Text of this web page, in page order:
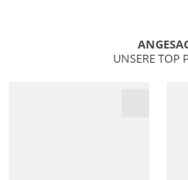
UNSERE TOP